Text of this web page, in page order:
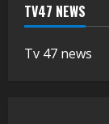
TV47 NEWS
Tv 47 news